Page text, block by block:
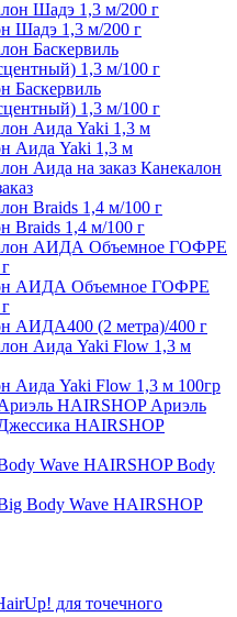
Шадэ 1,3 м/200 г
Баскервиль
1,3 м/100 г
Аида Yaki 1,3 м
Канекалон
Braids 1,4 м/100 г
АИДА Объемное ГОФРЕ
АИДА400 (2 метра)/400 г
Аида Yaki Flow 1,3 м 100гр
HAIRSHOP Ариэль
HAIRSHOP
HAIRSHOP Body
HAIRSHOP